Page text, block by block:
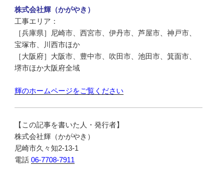
株式会社輝（かがやき）
工事エリア：
［兵庫県］尼崎市、西宮市、伊丹市、芦屋市、神戸市、
宝塚市、川西市ほか
［大阪府］大阪市、豊中市、吹田市、池田市、箕面市、
堺市ほか大阪府全域
輝のホームページをご覧ください
【この記事を書いた人・発行者】
株式会社輝（かがやき）
尼崎市久々知2-13-1
電話 06-7708-7911